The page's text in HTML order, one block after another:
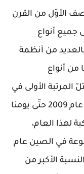
الأوّل من القرن
جميع أنواع
من أنظمة
من أنواع
الأولى في
كميّة إنتاج السيّارات حول العالم منذ عام 2009 حتّى يومنا
مليون مركبة لهذا العام،
في الصين عام
بيع النسبة الأكبر من